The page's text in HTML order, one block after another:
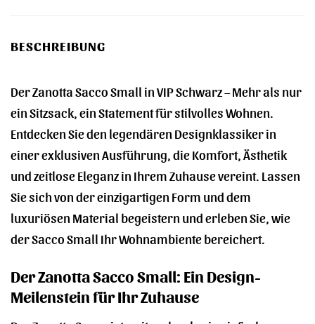
BESCHREIBUNG
Der Zanotta Sacco Small in VIP Schwarz – Mehr als nur
ein Sitzsack, ein Statement für stilvolles Wohnen.
Entdecken Sie den legendären Designklassiker in
einer exklusiven Ausführung, die Komfort, Ästhetik
und zeitlose Eleganz in Ihrem Zuhause vereint. Lassen
Sie sich von der einzigartigen Form und dem
luxuriösen Material begeistern und erleben Sie, wie
der Sacco Small Ihr Wohnambiente bereichert.
Der Zanotta Sacco Small: Ein Design-
Meilenstein für Ihr Zuhause